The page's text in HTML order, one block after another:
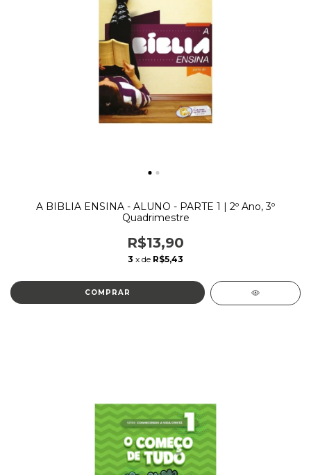
A BIBLIA ENSINA - ALUNO - PARTE 1 | 2º Ano, 3º
Quadrimestre
R$13,90
3 x de R$5,43